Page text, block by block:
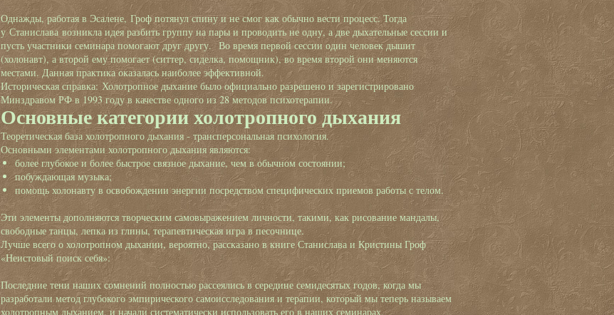
Однажды, работая в Эсалене, Гроф потянул спину и не смог как обычно вести процесс. Тогда
у Станислава возникла идея разбить группу на пары и проводить не одну, а две дыхательные сессии и
пусть участники семинара помогают друг другу. Во время первой сессии один человек дышит
(холонавт), а второй ему помогает (ситтер, сиделка, помощник), во время второй они меняются
местами. Данная практика оказалась наиболее эффективной.
Историческая справка: Холотропное дыхание было официально разрешено и зарегистрировано
Минздравом РФ в 1993 году в качестве одного из 28 методов психотерапии.
Основные категории холотропного дыхания
Теоретическая база холотропного дыхания - трансперсональная психология.
Основными элементами холотропного дыхания являются:
более глубокое и более быстрое связное дыхание, чем в обычном состоянии;
побуждающая музыка;
помощь холонавту в освобождении энергии посредством специфических приемов работы с телом.
Эти элементы дополняются творческим самовыражением личности, такими, как рисование мандалы,
свободные танцы, лепка из глины, терапевтическая игра в песочнице.
Лучше всего о холотропном дыхании, вероятно, рассказано в книге Станислава и Кристины Гроф
«Неистовый поиск себя»:
Последние тени наших сомнений полностью рассеялись в середине семидесятых годов, когда мы
разработали метод глубокого эмпирического самоисследования и терапии, который мы теперь называем
холотропным дыханием, и начали систематически использовать его в наших семинарах.